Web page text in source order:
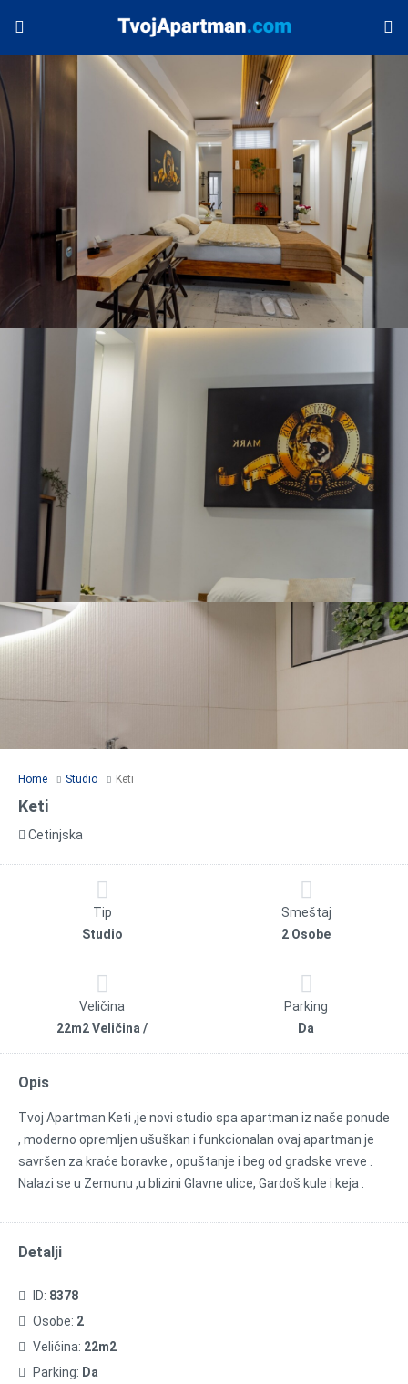
Home Studio Keti
Keti
Cetinjska
Tip
Studio
Smeštaj
2 Osobe
Veličina
22m2 Veličina /
Parking
Da
Opis
Tvoj Apartman Keti ,je novi studio spa apartman iz naše ponude
, moderno opremljen ušuškan i funkcionalan ovaj apartman je
savršen za kraće boravke , opuštanje i beg od gradske vreve .
Nalazi se u Zemunu ,u blizini Glavne ulice, Gardoš kule i keja .
Detalji
ID: 8378
Osobe: 2
Veličina: 22m2
Parking: Da